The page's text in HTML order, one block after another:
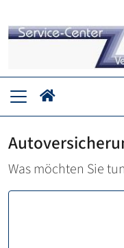
Was möchten Sie